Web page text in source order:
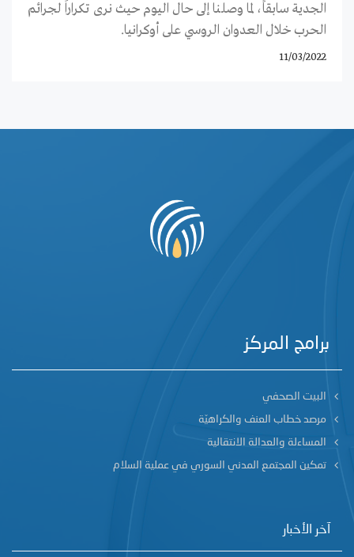
الجدية سابقاً، لما وصلنا إلى حال اليوم حيث نرى تكراراََ لجرائم
الحرب خلال العدوان الروسي على أوكرانيا.
11/03/2022
برامج المركز
البيت الصحفي
مرصد خطاب العنف والكراهيّة
المساءلة والعدالة الانتقالية
تمكين المجتمع المدني السوري في عملية السلام
آخر الأخبار